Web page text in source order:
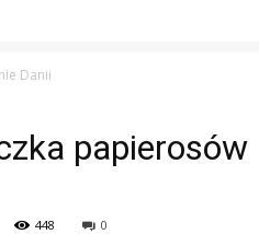
Danii
papierosów
448 0